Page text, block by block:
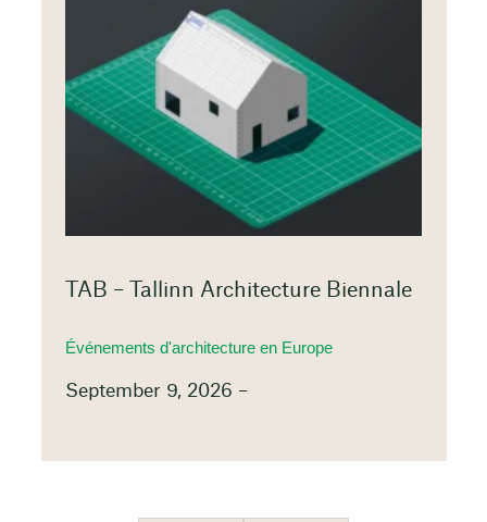
TAB – Tallinn Architecture Biennale
Événements d'architecture en Europe
September 9, 2026 –